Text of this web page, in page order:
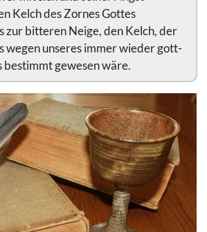
Kelch des Zornes Gottes
zur bitteren Neige, den Kelch, der
wegen unseres immer wieder gott-
bestimmt gewesen wäre.